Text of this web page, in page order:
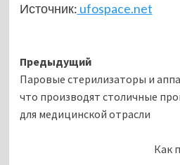
Источник: ufospace.net
Навигация
записи
Предыдущий
Паровые стерилизаторы и
что производят столичные
для медицинской отрасли
Как